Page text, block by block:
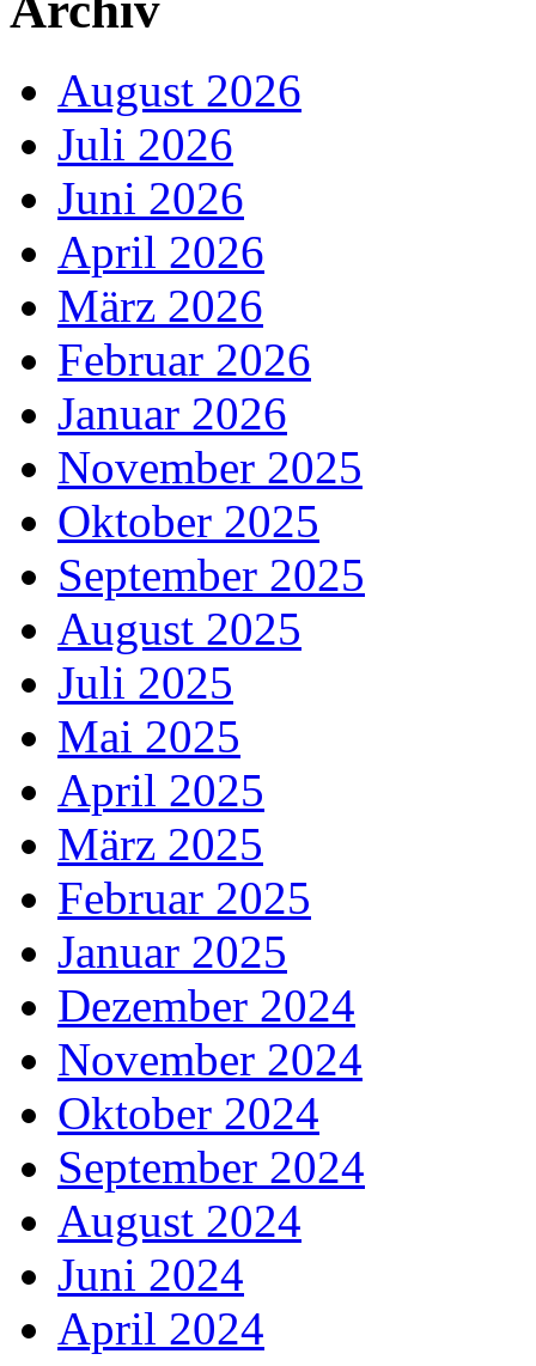
August 2026
Juli 2026
Juni 2026
April 2026
März 2026
Februar 2026
Januar 2026
November 2025
Oktober 2025
September 2025
August 2025
Juli 2025
Mai 2025
April 2025
März 2025
Februar 2025
Januar 2025
Dezember 2024
November 2024
Oktober 2024
September 2024
August 2024
Juni 2024
April 2024